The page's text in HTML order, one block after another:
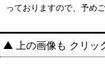
っておりますので、予め
▲ 上の画像も クリッ